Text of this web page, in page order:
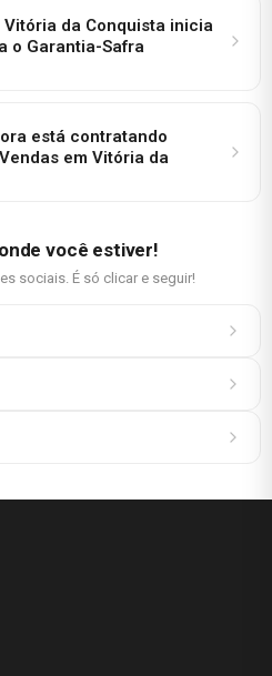
da Conquista inicia
o Garantia-Safra
está contratando
em Vitória da
você estiver!
sociais. É só clicar e seguir!